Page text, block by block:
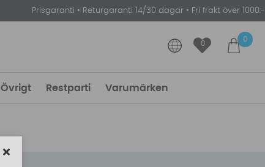
Prisgaranti • Returgaranti 14/30 dagar • Fri frakt över 1000:-
0
0
Övrigt Restparti Varumärken